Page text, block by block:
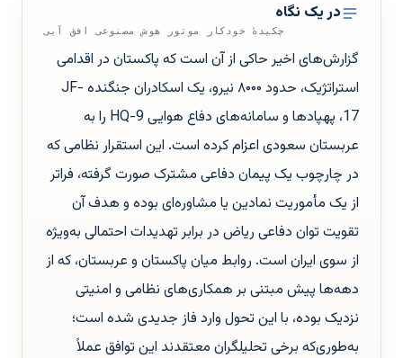
در یک نگاه
چکیدهٔ خودکار موتور هوش مصنوعی افق آبی
گزارش‌های اخیر حاکی از آن است که پاکستان در اقدامی
استراتژیک، حدود ۸۰۰۰ نیرو، یک اسکادران جنگنده JF-
17، پهپادها و سامانه‌های دفاع هوایی HQ-9 را به
عربستان سعودی اعزام کرده است. این استقرار نظامی که
در چارچوب یک پیمان دفاعی مشترک صورت گرفته، فراتر
از یک مأموریت نمادین یا مشاوره‌ای بوده و هدف آن
تقویت توان دفاعی ریاض در برابر تهدیدات احتمالی به‌ویژه
از سوی ایران است. روابط میان پاکستان و عربستان، که از
دهه‌ها پیش مبتنی بر همکاری‌های نظامی و امنیتی
نزدیک بوده، با این تحول وارد فاز جدیدی شده است؛
به‌طوری‌که برخی تحلیلگران معتقدند این توافق عملاً